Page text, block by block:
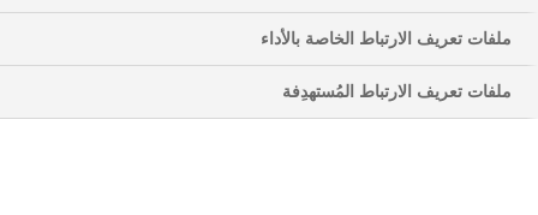
ملفات تعريف الارتباط الخاصة بالأداء
ملفات تعريف الارتباط المُستهدِفة